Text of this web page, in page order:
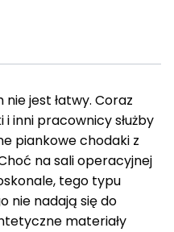
jest łatwy. Coraz
inni pracownicy służby
piankowe chodaki z
na sali operacyjnej
tego typu
nie nadają się do
materiały